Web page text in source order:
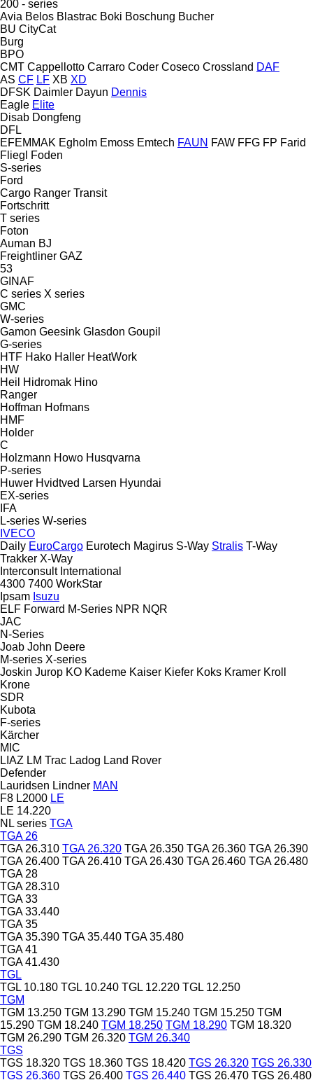
200 - series
Avia Belos Blastrac Boki Boschung Bucher
BU CityCat
Burg
BPO
CMT Cappellotto Carraro Coder Coseco Crossland DAF
AS CF LF XB XD
DFSK Daimler Dayun Dennis
Eagle Elite
Disab Dongfeng
DFL
EFEMMAK Egholm Emoss Emtech FAUN FAW FFG FP Farid
Fliegl
Foden
S-series
Ford
Cargo Ranger Transit
Fortschritt
T series
Foton
Auman BJ
Freightliner GAZ
53
GINAF
C series X series
GMC
W-series
Gamon Geesink Glasdon Goupil
G-series
HTF Hako Haller HeatWork
HW
Heil
Hidromak Hino
Ranger
Hoffman Hofmans
HMF
Holder
C
Holzmann Howo Husqvarna
P-series
Huwer Hvidtved Larsen Hyundai
EX-series
IFA
L-series W-series
IVECO
Daily EuroCargo Eurotech Magirus S-Way Stralis T-Way
Trakker X-Way
Interconsult International
4300 7400 WorkStar
Ipsam Isuzu
ELF Forward M-Series NPR NQR
JAC
N-Series
Joab John Deere
M-series X-series
Joskin Jurop KO Kademe Kaiser Kiefer Koks Kramer Kroll
Krone
SDR
Kubota
F-series
Kärcher
MIC
LIAZ LM Trac Ladog Land Rover
Defender
Lauridsen Lindner MAN
F8 L2000 LE
LE 14.220
NL series TGA
TGA 26
TGA 26.310 TGA 26.320 TGA 26.350 TGA 26.360 TGA 26.390
TGA 26.400 TGA 26.410 TGA 26.430 TGA 26.460 TGA 26.480
TGA 28
TGA 28.310
TGA 33
TGA 33.440
TGA 35
TGA 35.390 TGA 35.440 TGA 35.480
TGA 41
TGA 41.430
TGL
TGL 10.180 TGL 10.240 TGL 12.220 TGL 12.250
TGM
TGM 13.250 TGM 13.290 TGM 15.240 TGM 15.250 TGM
15.290 TGM 18.240 TGM 18.250 TGM 18.290 TGM 18.320
TGM 26.290 TGM 26.320 TGM 26.340
TGS
TGS 18.320 TGS 18.360 TGS 18.420 TGS 26.320 TGS 26.330
TGS 26.360 TGS 26.400 TGS 26.440 TGS 26.470 TGS 26.480